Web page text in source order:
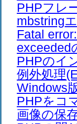
PHPフレ
mbstring
Fatal
exceeded
PHPのイ
例外処理
Windows
PHPをコ
画像の保